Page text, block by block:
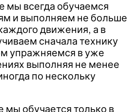
мы всегда обучаемся
и выполняем не больше
движения, а в
сначала технику
упражняемся в уже
выполняя не менее
по нескольку
мы обучается только в